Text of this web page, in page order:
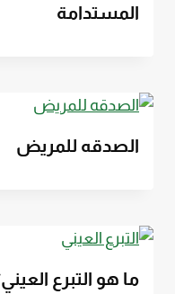
المستدامة
الصدقه للمريض
ما هو التبرع